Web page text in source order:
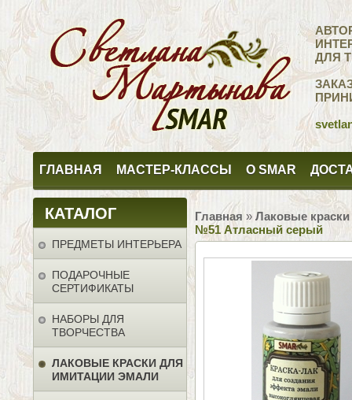
ДЛЯ
ГЛАВНАЯ МАСТЕР-КЛАССЫ О SMAR
КАТАЛОГ
ПРЕДМЕТЫ ИНТЕРЬЕРА
ПОДАРОЧНЫЕ
СЕРТИФИКАТЫ
НАБОРЫ ДЛЯ
ТВОРЧЕСТВА
ЛАКОВЫЕ КРАСКИ ДЛЯ
ИМИТАЦИИ ЭМАЛИ
Главная » Лаковые
№51 Атласный серый